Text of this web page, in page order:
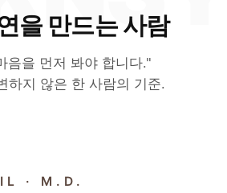
을 만드는 사람
음을 먼저 봐야 합니다."
하지 않은 한 사람의 기준.
· M.D.